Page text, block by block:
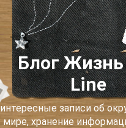
Блог Жизнь
Line
интересные записи об
мире, хранение